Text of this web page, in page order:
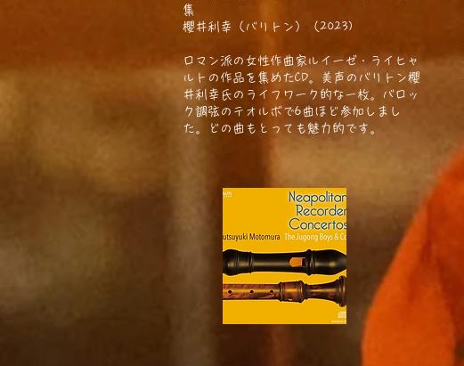
集
櫻井利幸（バリトン）（2023)
ロマン派の女性作曲家ルイーゼ・ライヒャ
ルトの作品を集めたCD。美声のバリトン櫻
井利幸氏のライフワーク的な一枚。バロッ
ク調弦のテオルボで6曲ほど参加しまし
た。どの曲もとっても魅力的です。